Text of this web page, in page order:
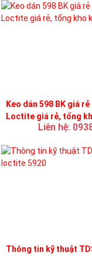
Keo dán 598 BK giá
Loctite giá rẻ, tổng
Liên hệ:
Thông tin kỹ thuật